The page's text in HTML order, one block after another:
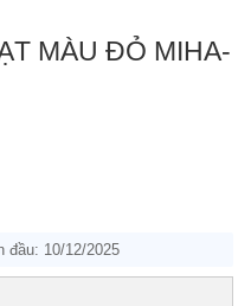
MÀU ĐỎ MIHA-
đầu: 10/12/2025